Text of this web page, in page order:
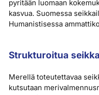
pyritään luomaan
kasvua. Suomessa
Humanistisessa
Strukturoitua
Merellä toteutettavaa
kutsutaan